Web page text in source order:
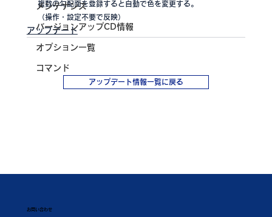
アップデート情報一覧に戻る
お問い合わせ
メンテナンス
バージョンアップCD情報
オプション一覧
コマンド
複数の勾配面を登録すると自動で色を変更する。
（操作・設定不要で反映）
アップデート